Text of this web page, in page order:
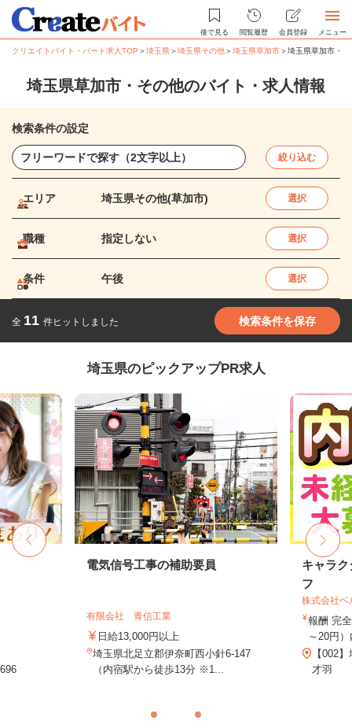
後で見る 閲覧履歴 会員登録 メニュー
クリエイトバイト・パート求人TOP ＞埼玉県＞埼玉県その他＞埼玉県草加市＞埼玉県草加市・
埼玉県草加市・その他のバイト・求人情報
検索条件の設定
絞り込む
エリア 埼玉県その他(草加市) 選択
職種 指定しない 選択
条件 午後 選択
全 11 件ヒットしました 検索条件を保存
埼玉県のピックアップPR求人
電気信号工事の補助要員
有限会社 青信工業
日給13,000円以上
埼玉県北足立郡伊奈町西小針6-147
（内宿駅から徒歩13分 ※1...
キャラ
フ
株式会社ベ
報酬 完
～20円
【002
才羽